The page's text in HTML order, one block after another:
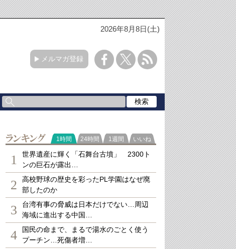
2026年8月8日(土)
メルマガ登録
ランキング
1時間 24時間 1週間 いいね
1
世界遺産に輝く「石舞台古墳」 2300ト
ンの巨石が露出…
2
高校野球の歴史を彩ったPL学園はなぜ廃
部したのか
3
台湾有事の脅威は日本だけでない…周辺
海域に進出する中国…
4
国民の命まで、まるで湯水のごとく使う
プーチン…死傷者増…